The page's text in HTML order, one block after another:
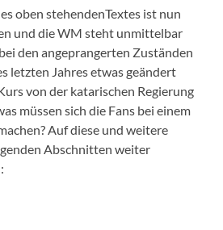
oben stehendenTextes ist nun
und die WM steht unmittelbar
den angeprangerten Zuständen
letzten Jahres etwas geändert
von der katarischen Regierung
müssen sich die Fans bei einem
Auf diese und weitere
Abschnitten weiter
: